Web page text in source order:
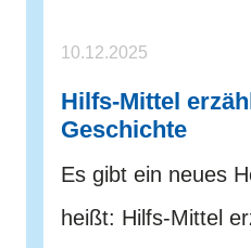
10.12.2025
Hilfs-Mittel
Geschichte
Es gibt ein neues
heißt: Hilfs-Mittel